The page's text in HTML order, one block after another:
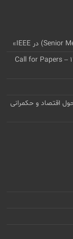
Call for Papers –
اقتصاد و حکمرانی